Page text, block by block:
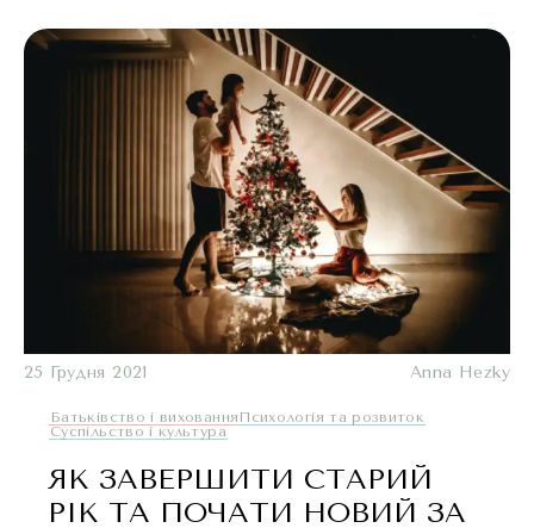
25 Грудня 2021 Anna Hezky
Батьківство і виховання Психологія та розвиток
Суспільство і культура
ЯК ЗАВЕРШИТИ СТАРИЙ
РІК ТА ПОЧАТИ НОВИЙ ЗА